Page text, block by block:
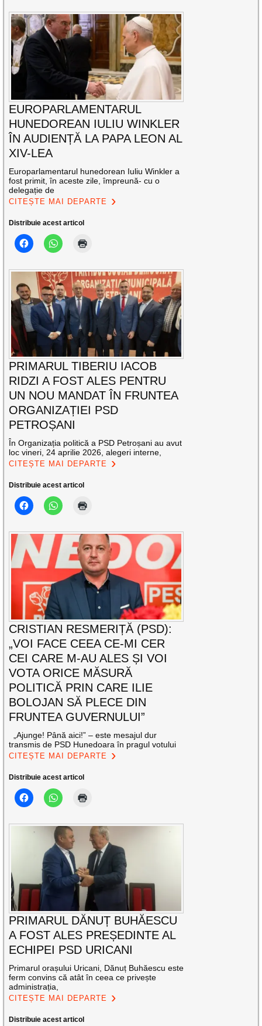
EUROPARLAMENTARUL
HUNEDOREAN IULIU WINKLER
ÎN AUDIENȚĂ LA PAPA LEON AL
XIV-LEA
Europarlamentarul hunedorean Iuliu Winkler a
fost primit, în aceste zile, împreună- cu o
delegație de
CITEȘTE MAI DEPARTE
Distribuie acest articol
PRIMARUL TIBERIU IACOB
RIDZI A FOST ALES PENTRU
UN NOU MANDAT ÎN FRUNTEA
ORGANIZAȚIEI PSD
PETROȘANI
În Organizația politică a PSD Petroșani au avut
loc vineri, 24 aprilie 2026, alegeri interne,
CITEȘTE MAI DEPARTE
Distribuie acest articol
CRISTIAN RESMERIȚĂ (PSD):
„VOI FACE CEEA CE-MI CER
CEI CARE M-AU ALES ȘI VOI
VOTA ORICE MĂSURĂ
POLITICĂ PRIN CARE ILIE
BOLOJAN SĂ PLECE DIN
FRUNTEA GUVERNULUI”
„Ajunge! Până aici!” – este mesajul dur
transmis de PSD Hunedoara în pragul votului
CITEȘTE MAI DEPARTE
Distribuie acest articol
PRIMARUL DĂNUȚ BUHĂESCU
A FOST ALES PREȘEDINTE AL
ECHIPEI PSD URICANI
Primarul orașului Uricani, Dănuț Buhăescu este
ferm convins că atât în ceea ce privește
administrația,
CITEȘTE MAI DEPARTE
Distribuie acest articol